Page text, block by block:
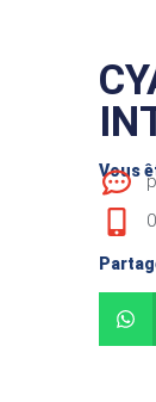
Vous